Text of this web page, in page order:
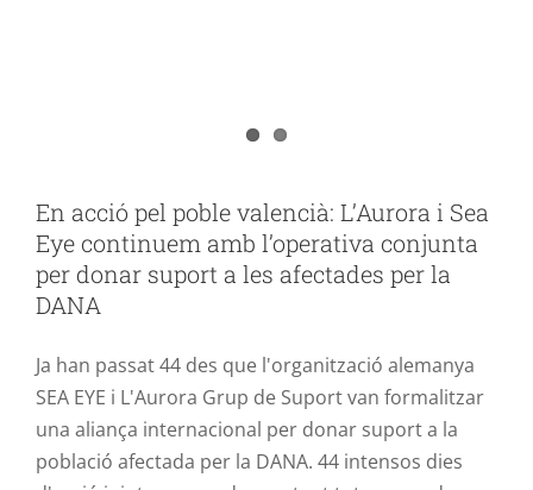
En acció pel poble valencià: L’Aurora i Sea
Eye continuem amb l’operativa conjunta
per donar suport a les afectades per la
DANA
Ja han passat 44 des que l'organització alemanya
SEA EYE i L'Aurora Grup de Suport van formalitzar
una aliança internacional per donar suport a la
població afectada per la DANA. 44 intensos dies